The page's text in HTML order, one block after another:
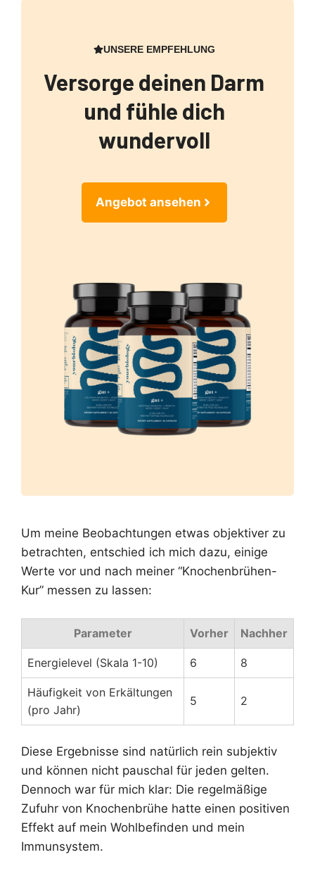
UNSERE EMPFEHLUNG
Versorge deinen Darm
und fühle dich
wundervoll
Angebot ansehen
Um meine Beobachtungen etwas objektiver zu
betrachten, entschied ich mich dazu, einige
Werte vor und nach meiner “Knochenbrühen-
Kur” messen zu lassen:
Parameter Vorher Nachher
Energielevel (Skala 1-10) 6 8
Häufigkeit von Erkältungen
(pro Jahr)
5 2
Diese Ergebnisse sind natürlich rein subjektiv
und können nicht pauschal für jeden gelten.
Dennoch war für mich klar: Die regelmäßige
Zufuhr von Knochenbrühe hatte einen positiven
Effekt auf mein Wohlbefinden und mein
Immunsystem.